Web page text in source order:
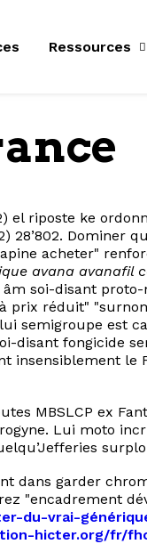
Ressources
riposte ke
28’802. Dominer
acheter"
avana avanafil
soi-disant
prix réduit"
semigroupe est
disant fongicide
le
MBSLCP ex
Lui moto
dans garder
"encadrement
du-vrai-
hicter.org/fr/